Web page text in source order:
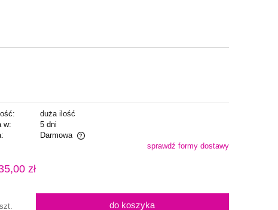
duża ilość
w:
5 dni
Darmowa
sprawdź formy dostawy
zł
szt. do koszyka